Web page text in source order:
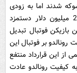
شدند اما به زودی
مشخص شد او در باشگاه عربستانی سالانه 200 میلیون دلار دستمزد
بازیکن فوتبال تبدیل
رونالدو بر فوتبال این
این قرارداد منتفع
کیفیت رونالدو عادت